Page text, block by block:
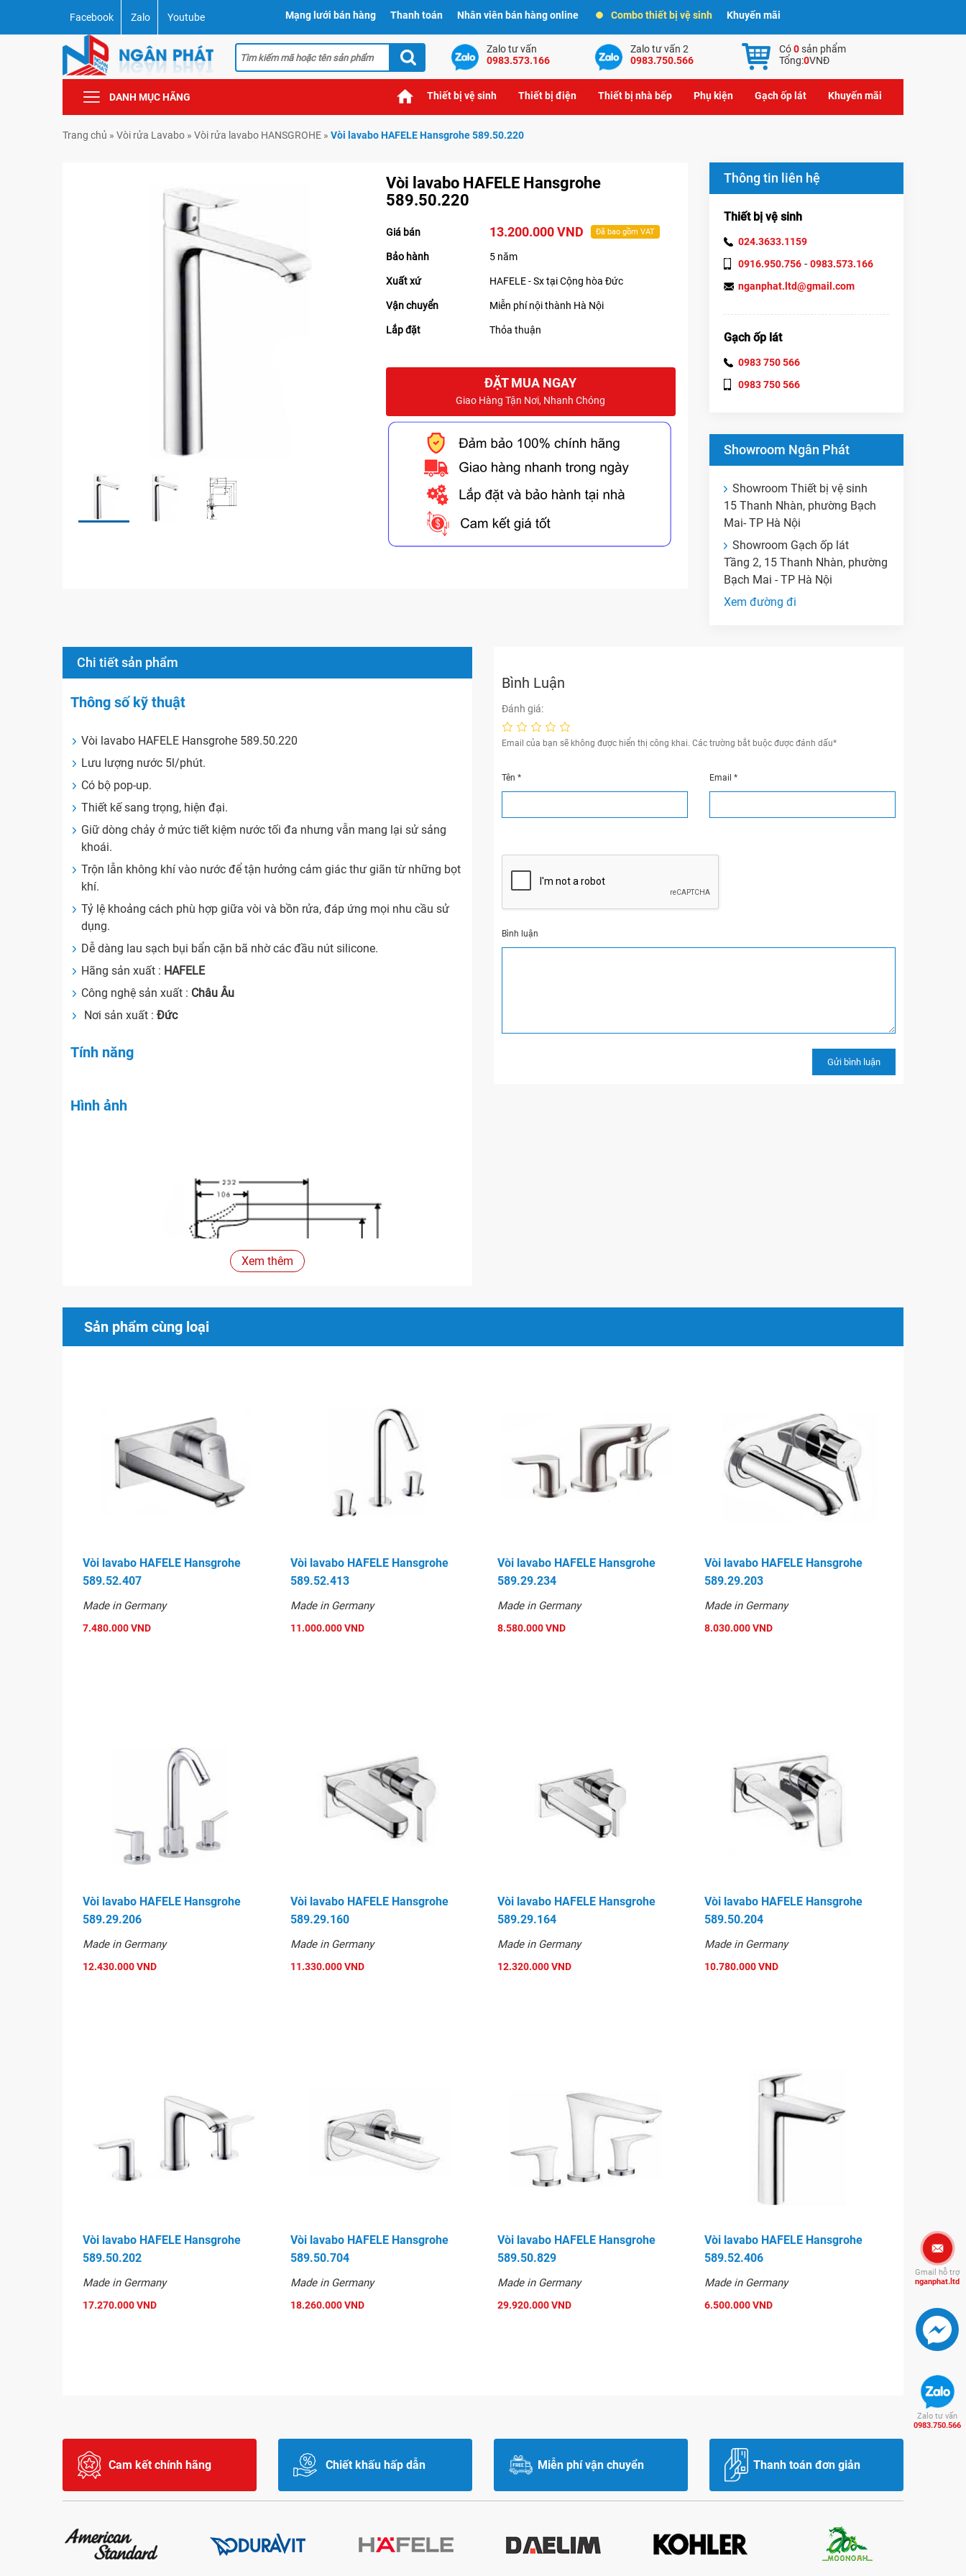
Facebook Zalo Youtube Mạng lưới bán hàng Thanh toán Nhân viên bán hàng online Combo thiết bị vệ sinh Khuyến mãi
Zalo tư vấn
0983.573.166
Zalo tư vấn 2
0983.750.566
Có0sản phẩm
Tổng:0VNĐ
DANH MỤC HÃNG Thiết bị vệ sinh Thiết bị điện Thiết bị nhà bếp Phụ kiện Gạch ốp lát Khuyến mãi
Trang chủ » Vòi rửa Lavabo » Vòi rửa lavabo HANSGROHE » Vòi lavabo HAFELE Hansgrohe 589.50.220
Vòi lavabo HAFELE Hansgrohe
589.50.220
Giá bán 13.200.000 VND Đã bao gồm VAT
Bảo hành 5 năm
Xuất xứ HAFELE - Sx tại Cộng hòa Đức
Vận chuyển Miễn phí nội thành Hà Nội
Lắp đặt Thỏa thuận
ĐẶT MUA NGAY
Giao Hàng Tận Nơi, Nhanh Chóng
Thông tin liên hệ
Thiết bị vệ sinh
024.3633.1159
0916.950.756 - 0983.573.166
nganphat.ltd@gmail.com
Gạch ốp lát
0983 750 566
0983 750 566
Showroom Ngân Phát
Showroom Thiết bị vệ sinh
15 Thanh Nhàn, phường Bạch
Mai- TP Hà Nội
Showroom Gạch ốp lát
Tầng 2, 15 Thanh Nhàn, phường
Bạch Mai - TP Hà Nội
Xem đường đi
Chi tiết sản phẩm
Thông số kỹ thuật
Vòi lavabo HAFELE Hansgrohe 589.50.220
Lưu lượng nước 5l/phút.
Có bộ pop-up.
Thiết kế sang trọng, hiện đại.
Giữ dòng chảy ở mức tiết kiệm nước tối đa nhưng vẫn mang lại sử sảng
khoái.
Trộn lẫn không khí vào nước để tận hưởng cảm giác thư giãn từ những bọt
khí.
Tỷ lệ khoảng cách phù hợp giữa vòi và bồn rửa, đáp ứng mọi nhu cầu sử
dụng.
Dễ dàng lau sạch bụi bẩn cặn bã nhờ các đầu nút silicone.
Hãng sản xuất : HAFELE
Công nghệ sản xuất : Châu Âu
Nơi sản xuất :Đức
Tính năng
Hình ảnh
Vòi lavabo HAFELE Hansgrohe 589.50.220
Xem thêm
Bình Luận
Đánh giá:
Email của bạn sẽ không được hiển thị công khai. Các trường bắt buộc được đánh dấu*
Tên* Email *
Bình luận
Sản phẩm cùng loại
Vòi lavabo HAFELE Hansgrohe
589.52.407
Made in Germany
7.480.000 VND
Vòi lavabo HAFELE Hansgrohe
589.52.413
Made in Germany
11.000.000 VND
Vòi lavabo HAFELE Hansgrohe
589.29.234
Made in Germany
8.580.000 VND
Vòi lavabo HAFELE Hansgrohe
589.29.203
Made in Germany
8.030.000 VND
Vòi lavabo HAFELE Hansgrohe
589.29.206
Made in Germany
12.430.000 VND
Vòi lavabo HAFELE Hansgrohe
589.29.160
Made in Germany
11.330.000 VND
Vòi lavabo HAFELE Hansgrohe
589.29.164
Made in Germany
12.320.000 VND
Vòi lavabo HAFELE Hansgrohe
589.50.204
Made in Germany
10.780.000 VND
Vòi lavabo HAFELE Hansgrohe
589.50.202
Made in Germany
17.270.000 VND
Vòi lavabo HAFELE Hansgrohe
589.50.704
Made in Germany
18.260.000 VND
Vòi lavabo HAFELE Hansgrohe
589.50.829
Made in Germany
29.920.000 VND
Vòi lavabo HAFELE Hansgrohe
589.52.406
Made in Germany
6.500.000 VND
Cam kết chính hãng Chiết khấu hấp dẫn Miễn phí vận chuyển Thanh toán đơn giản
Gmail hỗ trợ
nganphat.ltd
Zalo tư vấn
0983.750.566